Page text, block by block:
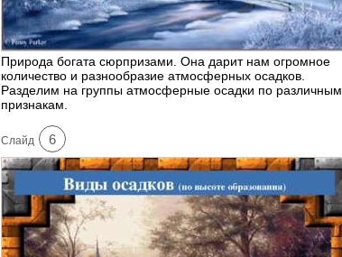
Природа богата сюрпризами. Она дарит нам огромное
количество и разнообразие атмосферных осадков.
Разделим на группы атмосферные осадки по различным
признакам.
Cлайд 6